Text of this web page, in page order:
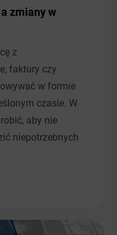
zmiany w
z
faktury czy
w formie
czasie. W
aby nie
niepotrzebnych